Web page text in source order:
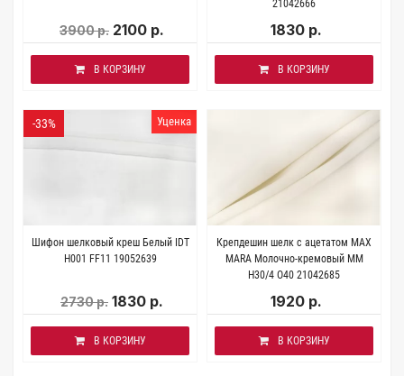
3900 р. 2100 р.
В КОРЗИНУ
21042666
1830 р.
В КОРЗИНУ
Уценка
-33%
Шифон шелковый креш Белый IDT
H001 FF11 19052639
2730 р. 1830 р.
В КОРЗИНУ
Крепдешин шелк с ацетатом MAX
MARA Молочно-кремовый MM
H30/4 О40 21042685
1920 р.
В КОРЗИНУ